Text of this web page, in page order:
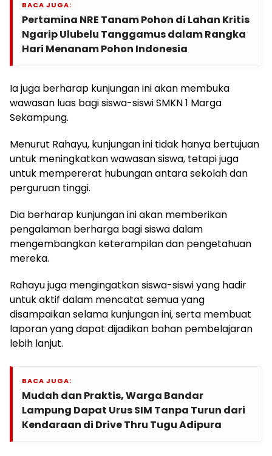
BACA JUGA:
Pertamina NRE Tanam Pohon di Lahan Kritis
Ngarip Ulubelu Tanggamus dalam Rangka
Hari Menanam Pohon Indonesia
Ia juga berharap kunjungan ini akan membuka
wawasan luas bagi siswa-siswi SMKN 1 Marga
Sekampung.
Menurut Rahayu, kunjungan ini tidak hanya bertujuan
untuk meningkatkan wawasan siswa, tetapi juga
untuk mempererat hubungan antara sekolah dan
perguruan tinggi.
Dia berharap kunjungan ini akan memberikan
pengalaman berharga bagi siswa dalam
mengembangkan keterampilan dan pengetahuan
mereka.
Rahayu juga mengingatkan siswa-siswi yang hadir
untuk aktif dalam mencatat semua yang
disampaikan selama kunjungan ini, serta membuat
laporan yang dapat dijadikan bahan pembelajaran
lebih lanjut.
BACA JUGA:
Mudah dan Praktis, Warga Bandar
Lampung Dapat Urus SIM Tanpa Turun dari
Kendaraan di Drive Thru Tugu Adipura